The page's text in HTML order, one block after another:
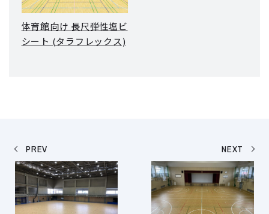
体育館向け 長尺弾性塩ビ
シート (タラフレックス)
PREV NEXT